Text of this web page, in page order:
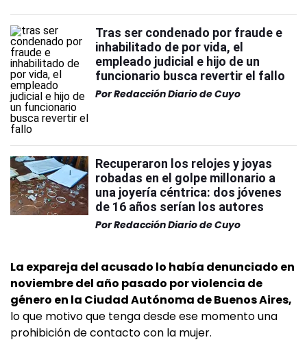
Tras ser condenado por fraude e
inhabilitado de por vida, el
empleado judicial e hijo de un
funcionario busca revertir el fallo
PorRedacción Diario de Cuyo
Recuperaron los relojes y joyas
robadas en el golpe millonario a
una joyería céntrica: dos jóvenes
de 16 años serían los autores
PorRedacción Diario de Cuyo
La expareja del acusado lo había denunciado en
noviembre del año pasado por violencia de
género en la Ciudad Autónoma de Buenos Aires,
lo que motivo que tenga desde ese momento una
prohibición de contacto con la mujer.